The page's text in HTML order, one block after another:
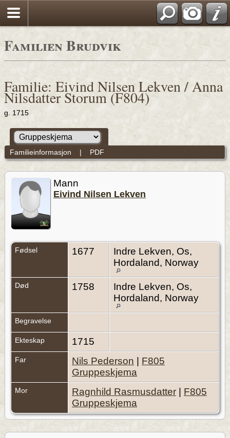
Familien Brudvik
Familie: Eivind Nilsen Lekven / Anna
Nilsdatter Storum (F804)
g. 1715
Familieinformasjon | PDF
Mann
Eivind Nilsen Lekven
Fødsel 1677
Indre Lekven, Os,
Hordaland, Norway
Død 1758
Indre Lekven, Os,
Hordaland, Norway
Begravelse
Ekteskap 1715
Far Nils Pederson
F805
Gruppeskjema
Mor Ragnhild Rasmusdatter
F805
Gruppeskjema